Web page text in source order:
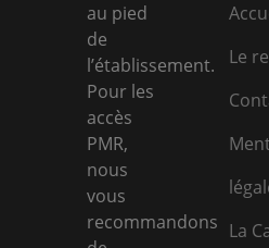
au pied
de
l’établissement.
Pour les
accès
PMR,
nous
vous
recommandons
Le
La